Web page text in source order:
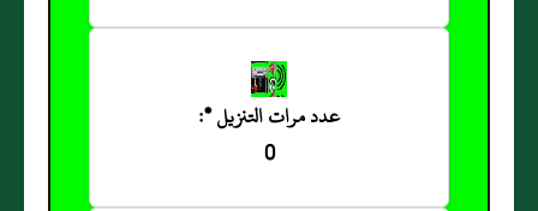
عدد مرات التنزيل *:
0